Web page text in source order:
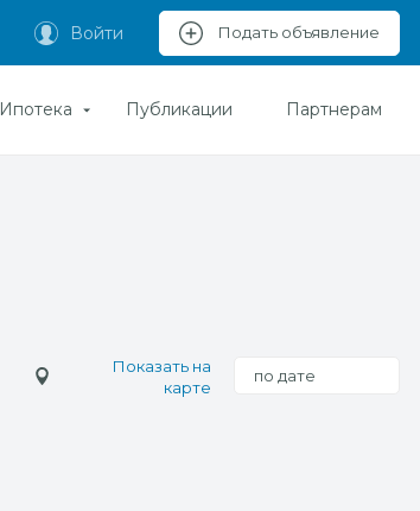
Войти Подать объявление
Ипотека Публикации Партнерам
Показать на
карте
по дате